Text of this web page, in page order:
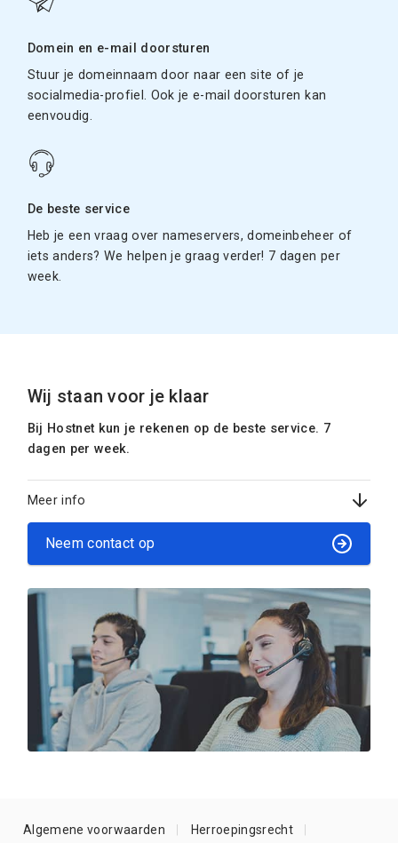
Domein en e-mail doorsturen
Stuur je domeinnaam door naar een site of je
socialmedia-profiel. Ook je e-mail doorsturen kan
eenvoudig.
De beste service
Heb je een vraag over nameservers, domeinbeheer of
iets anders? We helpen je graag verder! 7 dagen per
week.
Wij staan voor je klaar
Bij Hostnet kun je rekenen op de beste service. 7
dagen per week.
Meer info
Neem contact op
Algemene voorwaarden Herroepingsrecht